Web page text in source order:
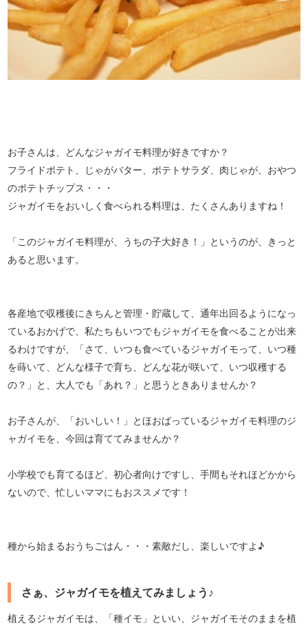
お子さんは、どんなジャガイモ料理が好きですか？
フライドポテト、じゃがバター、ポテトサラダ、肉じゃが、おやつ
のポテトチップス・・・
ジャガイモをおいしく食べられる料理は、たくさんありますね！
「このジャガイモ料理が、うちの子大好き！」というのが、きっと
あると思います。
各産地で収穫後にきちんと管理・貯蔵して、通年出回るようになっ
ているおかげで、私たちもいつでもジャガイモを食べることが出来
るわけですが、「さて、いつも食べているジャガイモって、いつ種
を蒔いて、どんな様子で育ち、どんな花が咲いて、いつ収穫する
の？」と、大人でも「あれ？」と思うときありませんか？
お子さんが、「おいしい！」とほおばっているジャガイモ料理のジ
ャガイモを、今回は育ててみませんか？
小学校でも育てるほど、初心者向けですし、手間もそれほどかから
ないので、忙しいママにもおススメです！
種から始まるおうちごはん・・・素敵だし、楽しいですよ♪
さぁ、ジャガイモを植えてみましょう♪
植えるジャガイモは、「種イモ」といい、ジャガイモそのままを植